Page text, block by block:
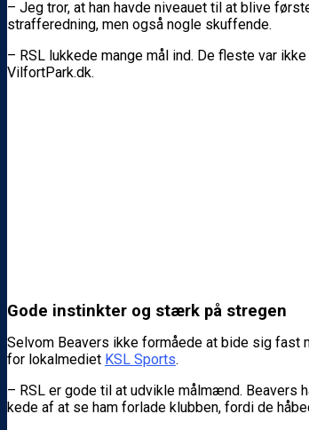
– Jeg tror, at han havde niveauet til at blive
strafferedning, men også nogle skuffende.
– RSL lukkede mange mål ind. De fleste var
VilfortPark.dk.
Gode instinkter og stærk på stregen
Selvom Beavers ikke formåede at bide sig fast
for lokalmediet KSL Sports.
– RSL er gode til at udvikle målmænd. Beavers
kede af at se ham forlade klubben, fordi de